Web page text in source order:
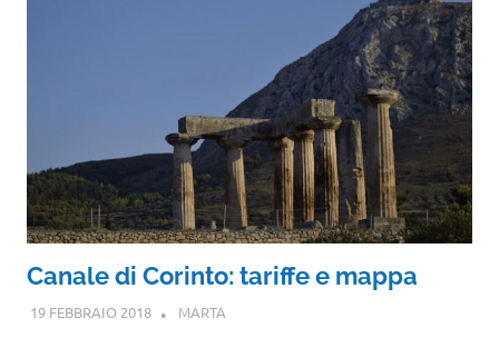
Canale di Corinto: tariffe e mappa
19 FEBBRAIO 2018 MARTA